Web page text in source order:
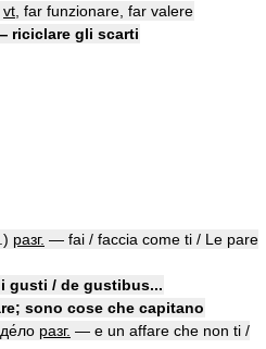
vt , far funzionare, far valere
riciclare gli scarti
разг. — fai / faccia come ti / Le pare
gusti / de gustibus...
sono cose che capitano
де́ло разг. — e un affare che non ti /